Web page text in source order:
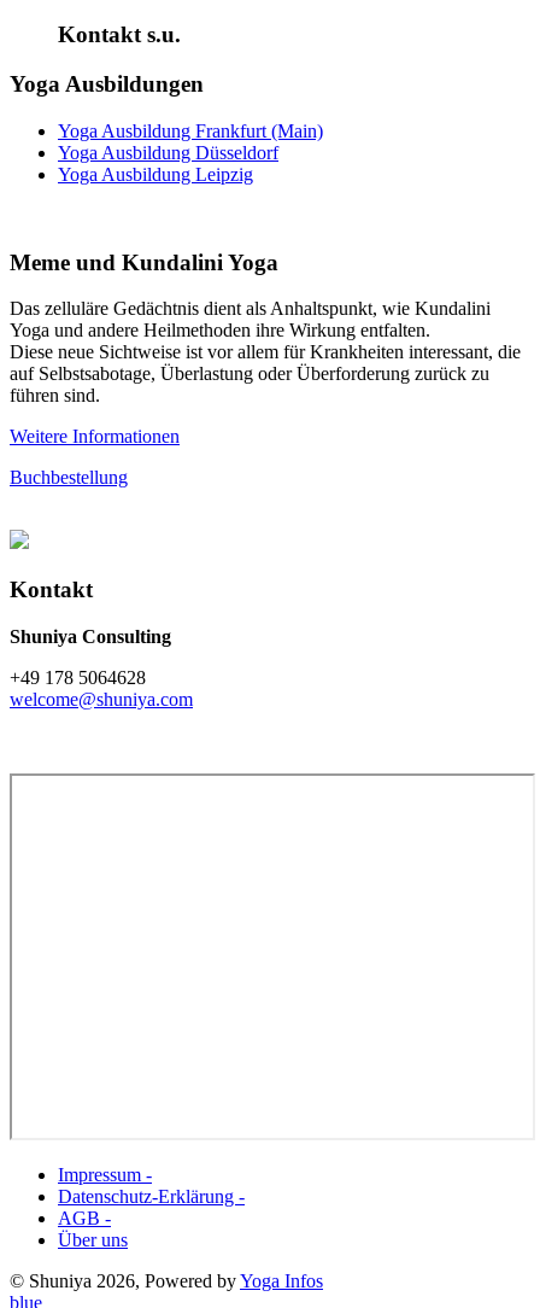
Kontakt s.u.
Yoga Ausbildungen
Yoga Ausbildung Frankfurt (Main)
Yoga Ausbildung Düsseldorf
Yoga Ausbildung Leipzig
Meme und Kundalini Yoga
Das zelluläre Gedächtnis dient als Anhaltspunkt, wie Kundalini
Yoga und andere Heilmethoden ihre Wirkung entfalten.
Diese neue Sichtweise ist vor allem für Krankheiten interessant, die
auf Selbstsabotage, Überlastung oder Überforderung zurück zu
führen sind.
Weitere Informationen
Buchbestellung
Kontakt
Shuniya Consulting
+49 178 5064628
welcome@shuniya.com
Impressum -
Datenschutz-Erklärung -
AGB -
Über uns
© Shuniya 2026, Powered byYoga Infos
blue